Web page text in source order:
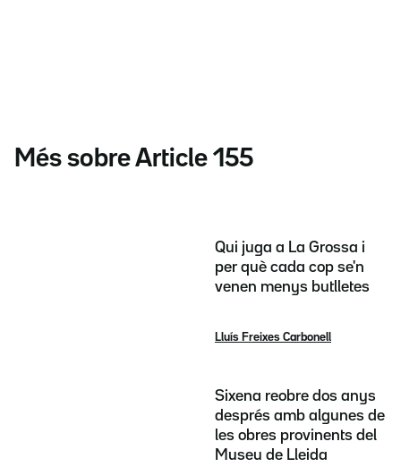
Més sobre Article 155
Qui juga a La Grossa i
per què cada cop se'n
venen menys butlletes
Lluís Freixes Carbonell
Sixena reobre dos anys
després amb algunes de
les obres provinents del
Museu de Lleida